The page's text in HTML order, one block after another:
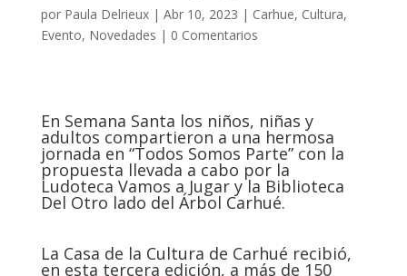
por Paula Delrieux| Abr 10, 2023 | Carhue, Cultura,
Evento, Novedades | 0 Comentarios
En Semana Santa los niños, niñas y
adultos compartieron a una hermosa
jornada en “Todos Somos Parte” con la
propuesta llevada a cabo por la
Ludoteca Vamos a Jugar y la Biblioteca
Del Otro lado del Árbol Carhué.
La Casa de la Cultura de Carhué recibió,
en esta tercera edición, a más de 150